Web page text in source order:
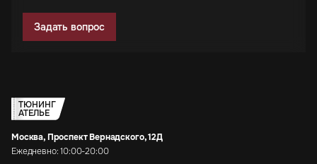
Задать вопрос
ТЮНИНГ
АТЕЛЬЕ
Москва, Проспект Вернадского, 12Д
Ежедневно: 10:00-20:00